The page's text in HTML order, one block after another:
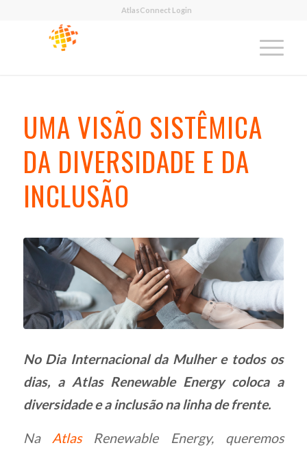
AtlasConnect Login
UMA VISÃO SISTÊMICA
DA DIVERSIDADE E DA
INCLUSÃO
No Dia Internacional da Mulher e todos os
dias, a Atlas Renewable Energy coloca a
diversidade e a inclusão na linha de frente.
Na AtlasRenewable Energy, queremos